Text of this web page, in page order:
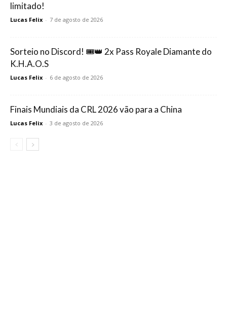
limitado!
Lucas Felix - 7 de agosto de 2026
Sorteio no Discord! 🎟️👑 2x Pass Royale Diamante do
K.H.A.O.S
Lucas Felix - 6 de agosto de 2026
Finais Mundiais da CRL 2026 vão para a China
Lucas Felix - 3 de agosto de 2026